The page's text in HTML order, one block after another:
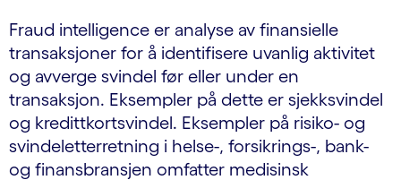
Fraud intelligence er analyse av finansielle
transaksjoner for å identifisere uvanlig aktivitet
og avverge svindel før eller under en
transaksjon. Eksempler på dette er sjekksvindel
og kredittkortsvindel. Eksempler på risiko- og
svindeletterretning i helse-, forsikrings-, bank-
og finansbransjen omfatter medisinsk